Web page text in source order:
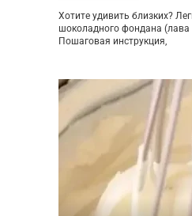
Хотите удивить близких?
шоколадного фондана (лава
Пошаговая инструкция,